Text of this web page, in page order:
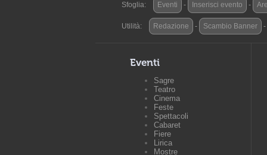
Sfoglia: Eventi - Inserisci evento -
Utilità: Redazione - Scambio Banner -
Eventi
Sagre
Teatro
Cinema
Feste
Spettacoli
Cabaret
Fiere
Lirica
Mostre